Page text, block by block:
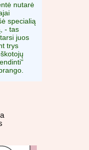
nutarė
specialią
- tas
juos
trys